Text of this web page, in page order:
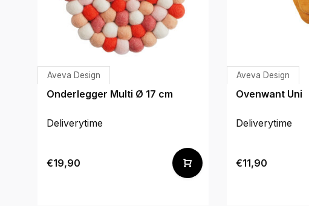
Aveva Design
Onderlegger Multi Ø 17 cm
Deliverytime
€19,90
Aveva Design
Ovenwant Uni
Deliverytime
€11,90